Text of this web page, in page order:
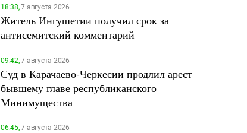
18:38,7 августа 2026
Житель Ингушетии получил срок за
антисемитский комментарий
09:42,7 августа 2026
Суд в Карачаево-Черкесии продлил арест
бывшему главе республиканского
Минимущества
06:45,7 августа 2026